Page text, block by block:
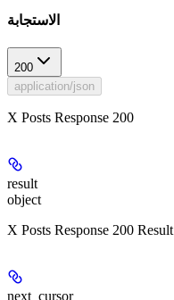
الاستجابة
200
application/json
X Posts Response 200
result
object
X Posts Response 200 Result
next_cursor